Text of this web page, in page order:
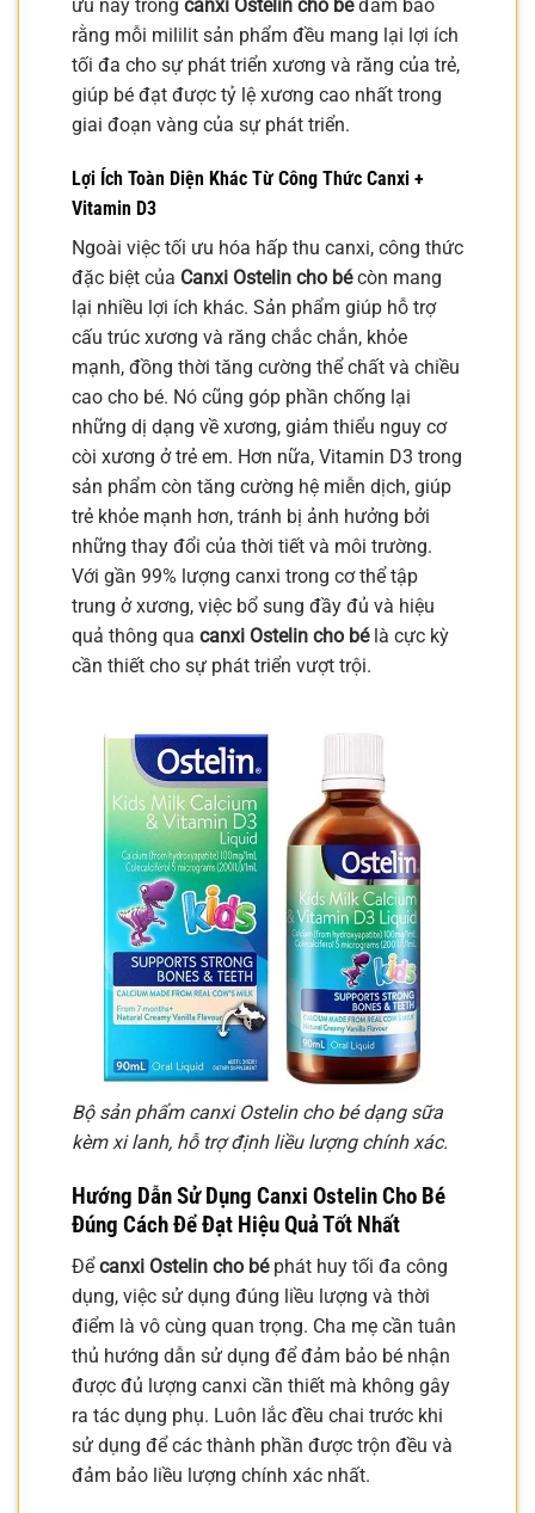
ưu này trong canxi Ostelin cho béđảm bảo
rằng mỗi mililit sản phẩm đều mang lại lợi ích
tối đa cho sự phát triển xương và răng của trẻ,
giúp bé đạt được tỷ lệ xương cao nhất trong
giai đoạn vàng của sự phát triển.
Lợi Ích Toàn Diện Khác Từ Công Thức Canxi +
Vitamin D3
Ngoài việc tối ưu hóa hấp thu canxi, công thức
đặc biệt của Canxi Ostelin cho bécòn mang
lại nhiều lợi ích khác. Sản phẩm giúp hỗ trợ
cấu trúc xương và răng chắc chắn, khỏe
mạnh, đồng thời tăng cường thể chất và chiều
cao cho bé. Nó cũng góp phần chống lại
những dị dạng về xương, giảm thiểu nguy cơ
còi xương ở trẻ em. Hơn nữa, Vitamin D3 trong
sản phẩm còn tăng cường hệ miễn dịch, giúp
trẻ khỏe mạnh hơn, tránh bị ảnh hưởng bởi
những thay đổi của thời tiết và môi trường.
Với gần 99% lượng canxi trong cơ thể tập
trung ở xương, việc bổ sung đầy đủ và hiệu
quả thông qua canxi Ostelin cho bélà cực kỳ
cần thiết cho sự phát triển vượt trội.
Bộ sản phẩm canxi Ostelin cho bé dạng sữa
kèm xi lanh, hỗ trợ định liều lượng chính xác.
Hướng Dẫn Sử Dụng Canxi Ostelin Cho Bé
Đúng Cách Để Đạt Hiệu Quả Tốt Nhất
Đểcanxi Ostelin cho béphát huy tối đa công
dụng, việc sử dụng đúng liều lượng và thời
điểm là vô cùng quan trọng. Cha mẹ cần tuân
thủ hướng dẫn sử dụng để đảm bảo bé nhận
được đủ lượng canxi cần thiết mà không gây
ra tác dụng phụ. Luôn lắc đều chai trước khi
sử dụng để các thành phần được trộn đều và
đảm bảo liều lượng chính xác nhất.